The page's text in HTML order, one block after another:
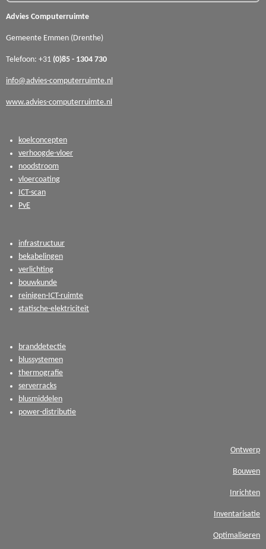
Advies Computerruimte
Gemeente Emmen (Drenthe)
Telefoon: +31 (0)85 - 1304 730
info@advies-computerruimte.nl
www.advies-computerruimte.nl
koelconcepten
verhoogde-vloer
noodstroom
vloercoating
ICT-scan
PvE
infrastructuur
bekabelingen
verlichting
bouwkunde
reinigen-ICT-ruimte
statische-elektriciteit
branddetectie
blussystemen
thermografie
serverracks
blusmiddelen
power-distributie
Ontwerp
Bouwen
Inrichten
Inventarisatie
Optimaliseren